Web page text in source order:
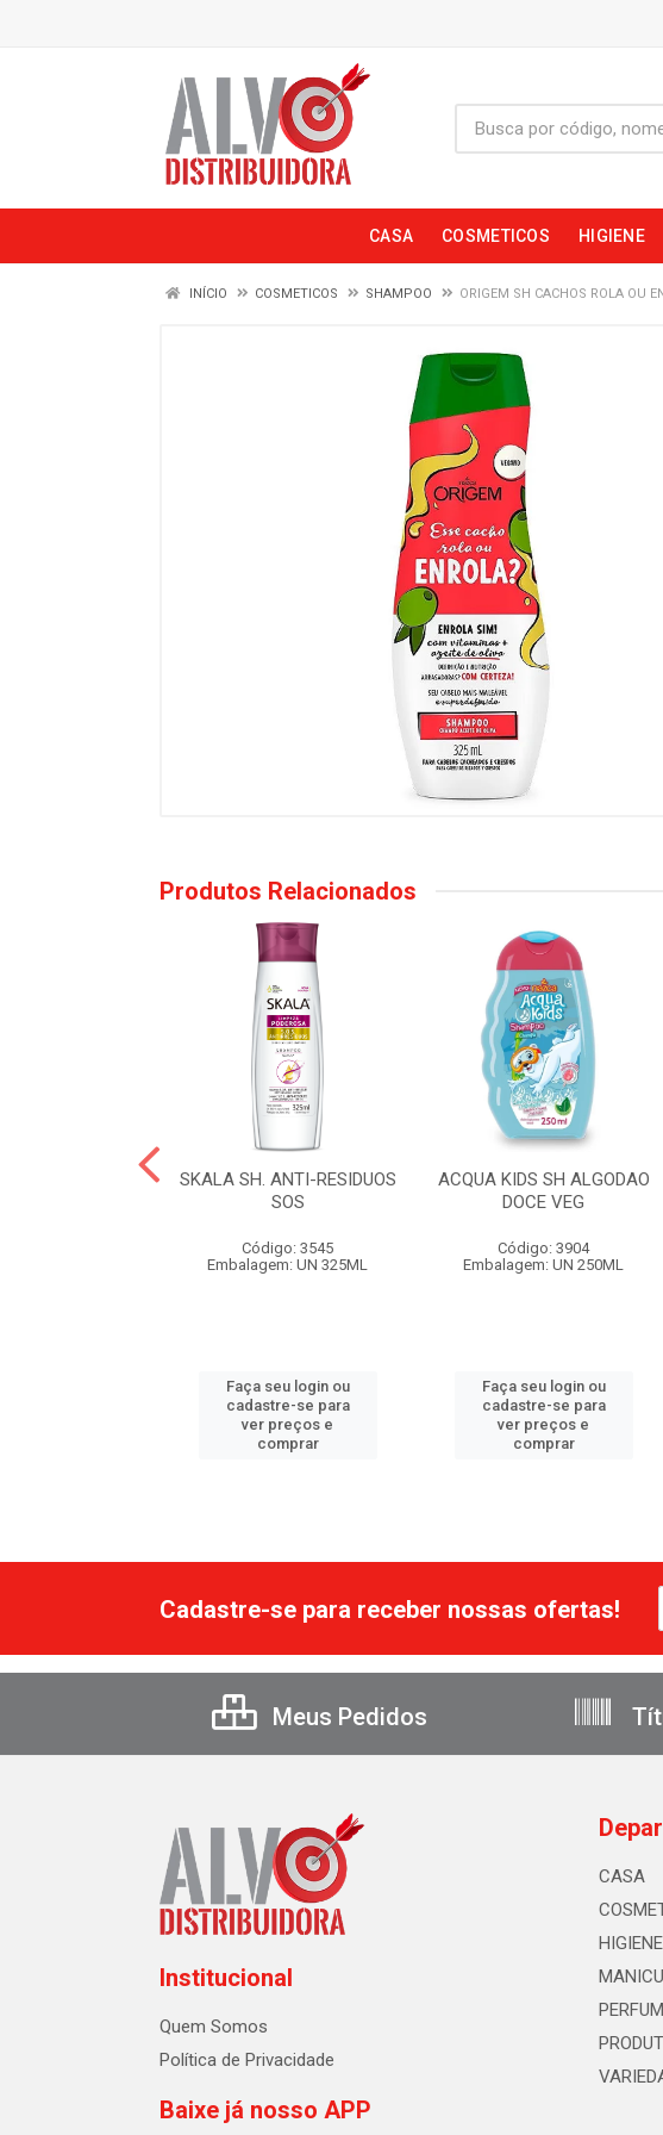
CASA COSMETICOS HIGIENE
INÍCIO COSMETICOS SHAMPOO ORIGEM SH CACHOS ROLA OU
Produtos Relacionados
SKALA SH. ANTI-RESIDUOS
SOS
Código: 3545
Embalagem: UN 325ML
Faça seu login ou
cadastre-se para
ver preços e
comprar
ACQUA KIDS SH ALGODAO
DOCE VEG
Código: 3904
Embalagem: UN 250ML
Faça seu login ou
cadastre-se para
ver preços e
comprar
Cadastre-se para receber nossas ofertas!
Meus Pedidos
Institucional
Quem Somos
Política de Privacidade
Baixe já nosso APP
CASA
HIGIENE